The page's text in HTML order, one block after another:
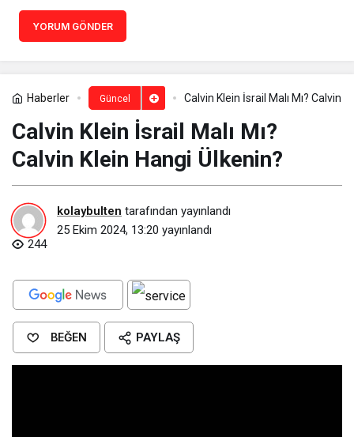
YORUM GÖNDER
Haberler Güncel Calvin Klein İsrail Malı Mı? Calvin
Calvin Klein İsrail Malı Mı?
Calvin Klein Hangi Ülkenin?
kolaybulten tarafından yayınlandı
25 Ekim 2024, 13:20 yayınlandı
244
BEĞEN PAYLAŞ